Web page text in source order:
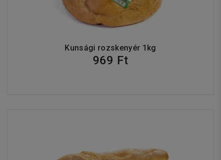
Kunsági rozskenyér 1kg
969 Ft